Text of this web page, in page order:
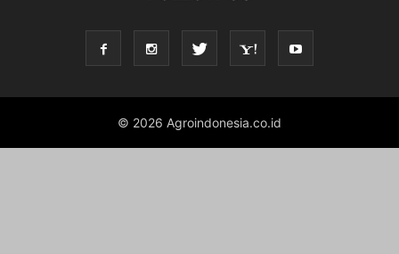
© 2026 Agroindonesia.co.id